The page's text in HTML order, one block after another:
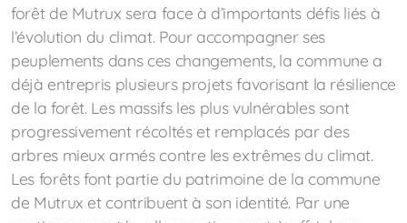
forêt de Mutrux sera face à d’importants défis liés à
l’évolution du climat. Pour accompagner ses
peuplements dans ces changements, la commune a
déjà entrepris plusieurs projets favorisant la résilience
de la forêt. Les massifs les plus vulnérables sont
progressivement récoltés et remplacés par des
arbres mieux armés contre les extrêmes du climat.
Les forêts font partie du patrimoine de la commune
de Mutrux et contribuent à son identité. Par une